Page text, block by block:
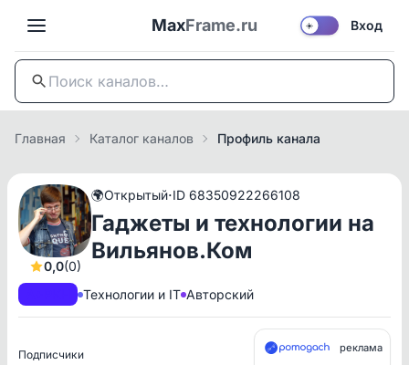
MaxFrame.ru ☀️ Вход
Главная Каталог каналов Профиль канала
0,0(0)
🌍Открытый·ID 68350922266108
Гаджеты и технологии на
Вильянов.Ком
Технологии и IT Авторский
Подписчики реклама